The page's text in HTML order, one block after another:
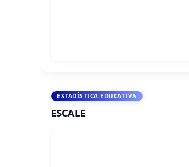
ESTADÍSTICA EDUCATIVA
ESCALE